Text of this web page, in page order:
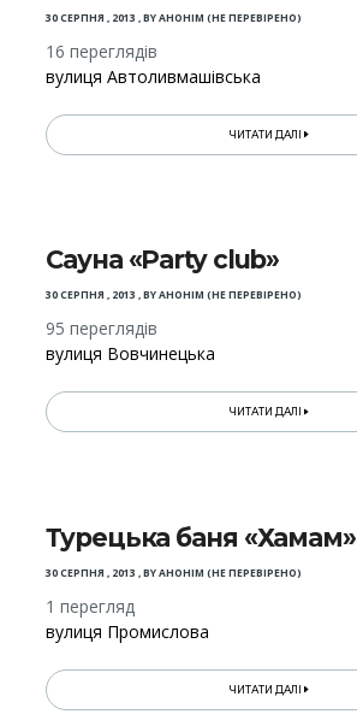
30 СЕРПНЯ , 2013 ,BYАНОНІМ (НЕ ПЕРЕВІРЕНО)
16 переглядів
вулиця Автоливмашівська
ЧИТАТИ ДАЛІ
Сауна «Party club»
30 СЕРПНЯ , 2013 ,BYАНОНІМ (НЕ ПЕРЕВІРЕНО)
95 переглядів
вулиця Вовчинецька
ЧИТАТИ ДАЛІ
Турецька баня «Хамам»
30 СЕРПНЯ , 2013 ,BYАНОНІМ (НЕ ПЕРЕВІРЕНО)
1 перегляд
вулиця Промислова
ЧИТАТИ ДАЛІ